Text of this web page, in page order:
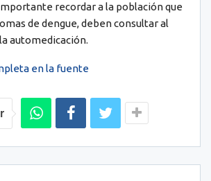
recordar a la población que
de dengue, deben consultar al
automedicación.
en la fuente